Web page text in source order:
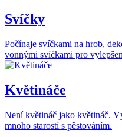
Svíčky
Počínaje svíčkami na hrob,
vonnými svíčkami pro
Květináče
Není květináč jako květináč.
mnoho starostí s pěstováním.